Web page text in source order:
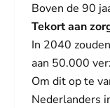
Boven de 90
Tekort aan
In 2040
aan 50.000
Om dit op te
Nederlanders